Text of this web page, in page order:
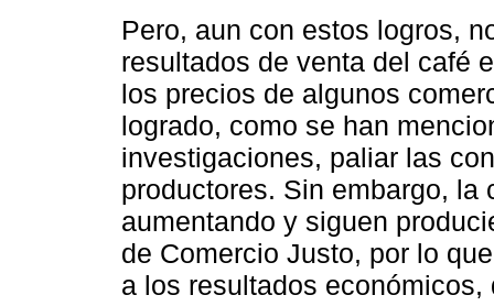
Pero, aun con estos logros,
resultados de venta del café
los precios de algunos
logrado, como se han
investigaciones, paliar las
productores. Sin embargo,
aumentando y siguen
de Comercio Justo, por lo
a los resultados